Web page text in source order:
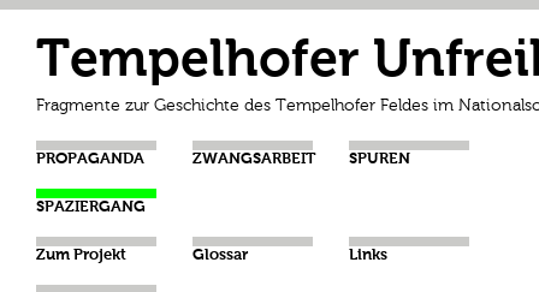
Tempelhofer
Fragmente zur Geschichte des Tempelhofer Feldes im
PROPAGANDA ZWANGSARBEIT SPUREN
SPAZIERGANG
Zum Projekt Glossar Links